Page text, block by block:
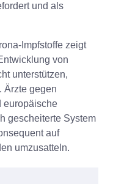
und als
Impfstoffe zeigt
von
unterstützen,
Ärzte gegen
europäische
gescheiterte System
auf
umzusatteln.